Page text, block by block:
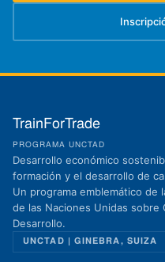
TrainForTrade
PROGRAMA UNCTAD
Desarrollo económico
formación y el desarrollo de
Un programa emblemático de
de las Naciones Unidas sobre
Desarrollo.
UNCTAD | GINEBRA, SUIZA